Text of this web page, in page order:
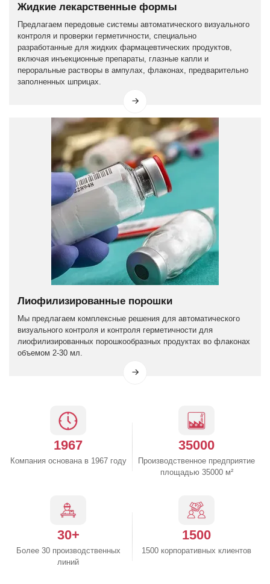
Жидкие лекарственные формы
Предлагаем передовые системы автоматического визуального
контроля и проверки герметичности, специально
разработанные для жидких фармацевтических продуктов,
включая инъекционные препараты, глазные капли и
пероральные растворы в ампулах, флаконах, предварительно
заполненных шприцах.
Лиофилизированные порошки
Мы предлагаем комплексные решения для автоматического
визуального контроля и контроля герметичности для
лиофилизированных порошкообразных продуктах во флаконах
объемом 2-30 мл.
1967
Компания основана в 1967 году
35000
Производственное предприятие
площадью 35000 м²
30+
Более 30 производственных
линий
1500
1500 корпоративных клиентов